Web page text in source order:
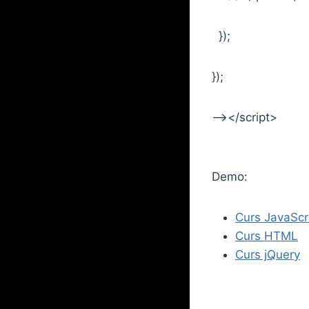
});
});
–></script>
Demo:
Curs
Curs HTML
Curs jQuery